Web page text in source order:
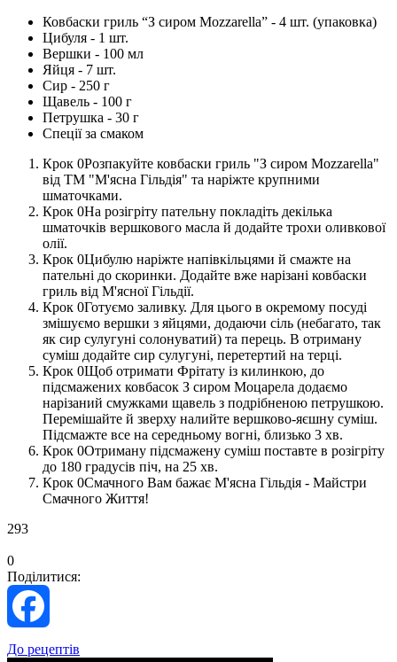
Ковбаски гриль “З сиром Mozzarella” - 4 шт. (упаковка)
Цибуля - 1 шт.
Вершки - 100 мл
Яйця - 7 шт.
Сир - 250 г
Щавель - 100 г
Петрушка - 30 г
Спеції за смаком
Розпакуйте ковбаски гриль "З сиром Mozzarella"
від ТМ "М'ясна Гільдія" та наріжте крупними
шматочками.
На розігріту пательну покладіть декілька
шматочків вершкового масла й додайте трохи оливкової
олії.
Цибулю наріжте напівкільцями й смажте на
пательні до скоринки. Додайте вже нарізані ковбаски
гриль від М'ясної Гільдії.
Готуємо заливку. Для цього в окремому посуді
змішуємо вершки з яйцями, додаючи сіль (небагато, так
як сир сулугуні солонуватий) та перець. В отриману
суміш додайте сир сулугуні, перетертий на терці.
Щоб отримати Фрітату із килинкою, до
підсмажених ковбасок З сиром Моцарела додаємо
нарізаний смужками щавель з подрібненою петрушкою.
Перемішайте й зверху налийте вершково-яєшну суміш.
Підсмажте все на середньому вогні, близько 3 хв.
Отриману підсмажену суміш поставте в розігріту
до 180 градусів піч, на 25 хв.
Смачного Вам бажає М'ясна Гільдія - Майстри
Смачного Життя!
293
0
Поділитися:
Facebook
До рецептів